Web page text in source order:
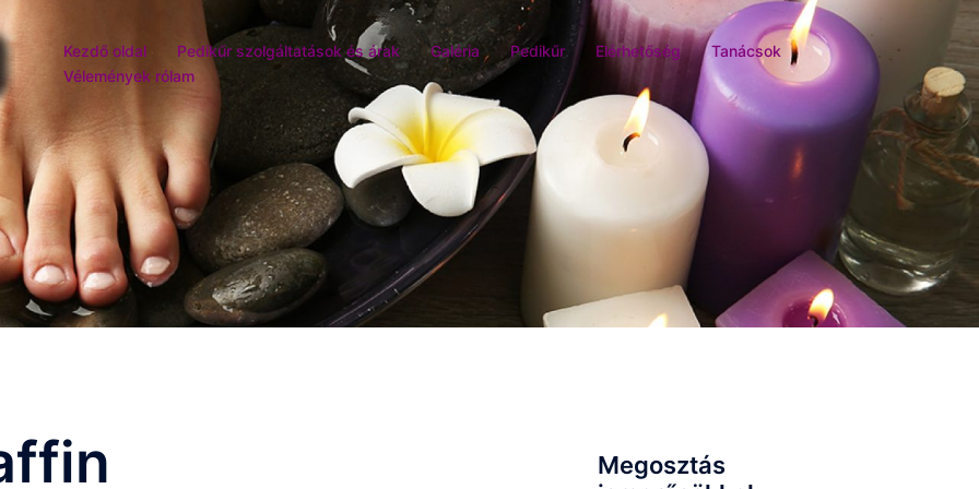
Kezdő oldal Pedikűr szolgáltatások és árak Galéria Pedikűr Elérhetőség
Tanácsok
Vélemények rólam
Megosztás